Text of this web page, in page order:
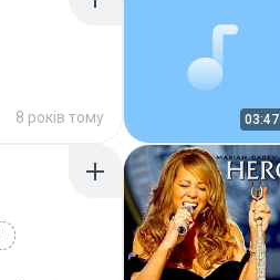
8 років тому 03:47